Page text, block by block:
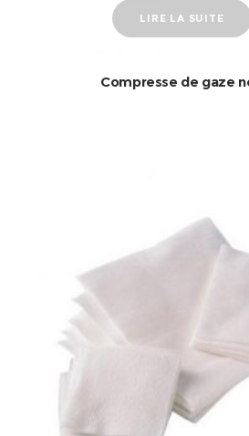
LIRE LA SUITE
Compresse de gaze